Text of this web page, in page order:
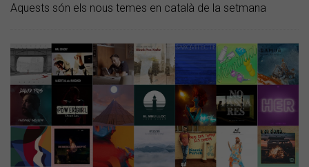
Aquests són els nous temes en català de la setmana